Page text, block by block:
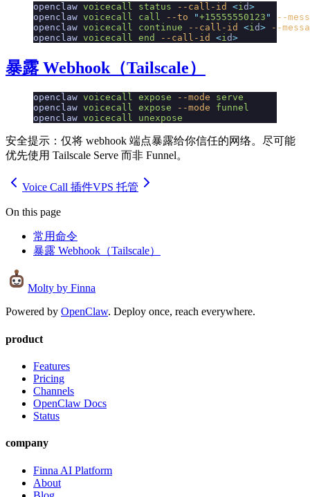
openclaw voicecall status --call-id <i d>
openclaw voicecall call --to "+15555550123 "
--
openclaw voicecall continue --call-id <i d> --
openclaw voicecall end --call-id <i d>
暴露 Webhook（Tailscale）
openclaw voicecall expose --mode serve
openclaw voicecall expose --mode funnel
openclaw voicecall unexpose
安全提示：仅将 webhook 端点暴露给你信任的网络。尽可能
优先使用 Tailscale Serve 而非 Funnel。
Voice Call 插件VPS 托管
On this page
常用命令
暴露 Webhook（Tailscale）
Molty by Finna
Powered by OpenClaw. Deploy once, reach everywhere.
product
Features
Pricing
Channels
OpenClaw Docs
Status
company
Finna AI Platform
About